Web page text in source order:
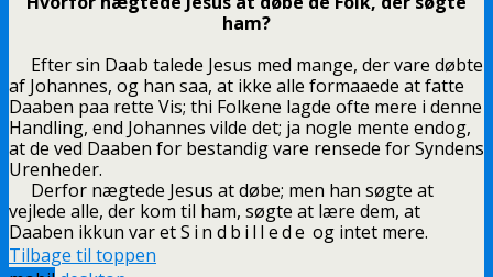
ham?
Efter sin Daab talede Jesus med mange, der vare døbte
af Johannes, og han saa, at ikke alle formaaede at fatte
Daaben paa rette Vis; thi Folkene lagde ofte mere i denne
Handling, end Johannes vilde det; ja nogle mente endog,
at de ved Daaben for bestandig vare rensede for Syndens
Urenheder.
Derfor nægtede Jesus at døbe; men han søgte at
vejlede alle, der kom til ham, søgte at lære dem, at
Daaben ikkun var etSindbillede og intet mere.
Tilbage til toppen